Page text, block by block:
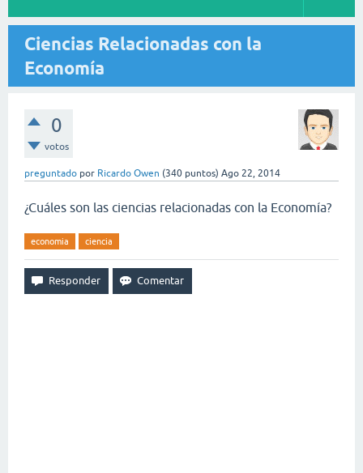
Ciencias Relacionadas con la
Economía
0
votos
preguntado por Ricardo Owen (340 puntos) Ago 22, 2014
¿Cuáles son las ciencias relacionadas con la Economía?
economia ciencia